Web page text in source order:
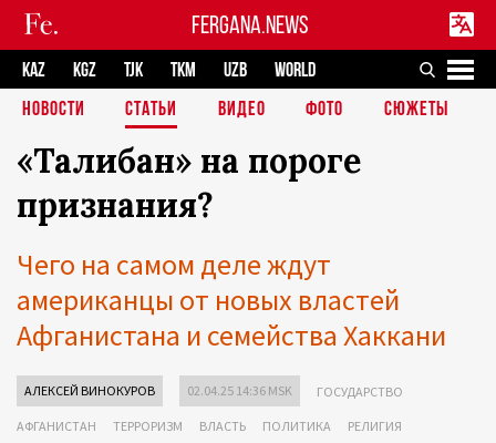
FERGANA.NEWS
KAZ KGZ TJK TKM UZB
WORLD
НОВОСТИ
СТАТЬИ ВИДЕО ФОТО СЮЖЕТЫ
«Талибан» на пороге
признания?
Чего на самом деле ждут
американцы от новых властей
Афганистана и семейства Хаккани
АЛЕКСЕЙ ВИНОКУРОВ 02.04.25 14:36 MSK ГОСУДАРСТВО
АФГАНИСТАН ТЕРРОРИЗМ ВЛАСТЬ ПОЛИТИКА
РЕЛИГИЯ